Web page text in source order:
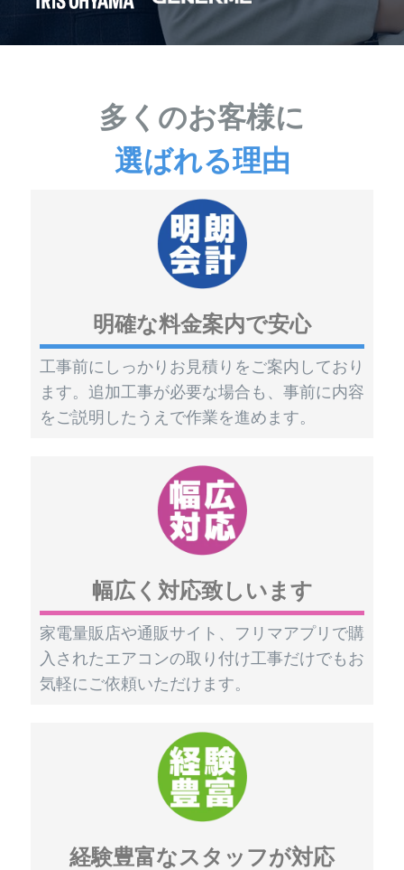
多くのお客様に
選ばれる理由
明確な料金案内で安心
工事前にしっかりお見積りをご案内しており
ます。追加工事が必要な場合も、事前に内容
をご説明したうえで作業を進めます。
幅広く対応致しいます
家電量販店や通販サイト、フリマアプリで購
入されたエアコンの取り付け工事だけでもお
気軽にご依頼いただけます。
経験豊富なスタッフが対応